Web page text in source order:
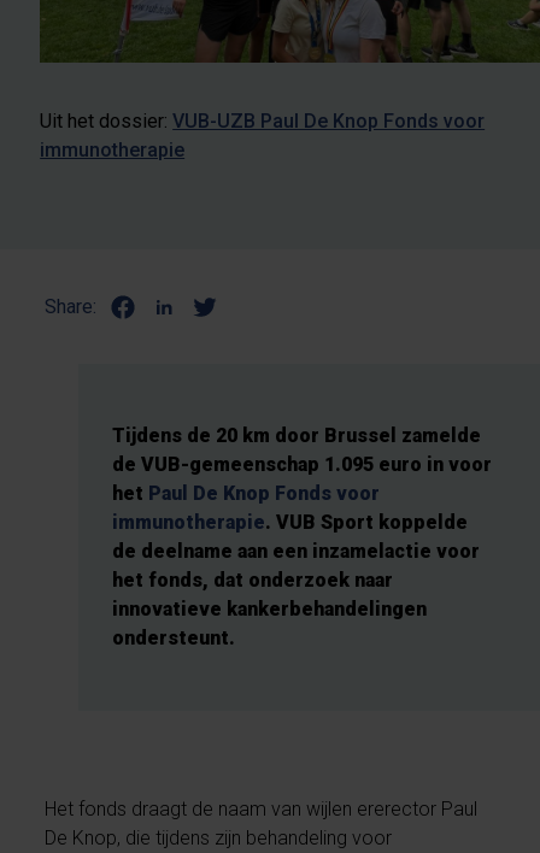
Uit het dossier: VUB-UZB Paul De Knop Fonds voor
immunotherapie
Share:
Tijdens de 20 km door Brussel zamelde
de VUB-gemeenschap 1.095 euro in voor
het Paul De Knop Fonds voor
immunotherapie. VUB Sport koppelde
de deelname aan een inzamelactie voor
het fonds, dat onderzoek naar
innovatieve kankerbehandelingen
ondersteunt.
Het fonds draagt de naam van wijlen ererector Paul
De Knop, die tijdens zijn behandeling voor